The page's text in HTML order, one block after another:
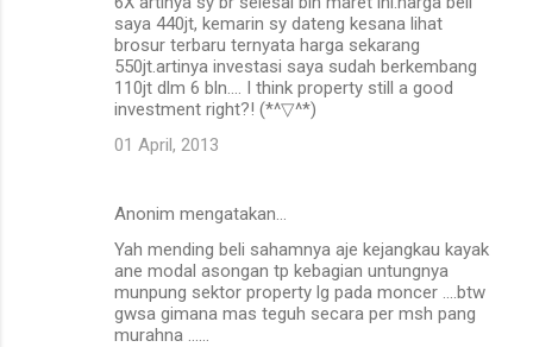
saya 440jt, kemarin sy dateng kesana lihat
brosur terbaru ternyata harga sekarang
550jt.artinya investasi saya sudah berkembang
110jt dlm 6 bln.... I think property still a good
investment right?! (*^▽^*)
01 April, 2013
Anonim mengatakan…
Yah mending beli sahamnya aje kejangkau kayak
ane modal asongan tp kebagian untungnya
munpung sektor property lg pada moncer ....btw
gwsa gimana mas teguh secara per msh pang
murahna ......